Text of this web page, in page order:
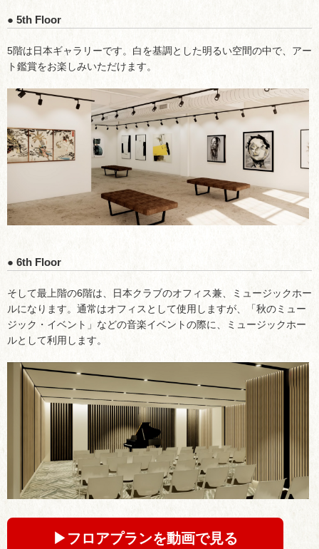
● 5th Floor
5階は日本ギャラリーです。白を基調とした明るい空間の中で、アー
ト鑑賞をお楽しみいただけます。
● 6th Floor
そして最上階の6階は、日本クラブのオフィス兼、ミュージックホー
ルになります。通常はオフィスとして使用しますが、「秋のミュー
ジック・イベント」などの音楽イベントの際に、ミュージックホー
ルとして利用します。
▶︎フロアプランを動画で見る